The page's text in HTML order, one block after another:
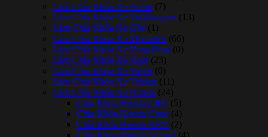
Làm Chìa Khóa Xe Acura (7)
Làm Chìa Khóa Xe Volkswagen (13)
Làm Chìa Khóa Xe GM (1)
Làm Chìa Khóa Xe Mercedes (66)
Làm Chìa Khóa Xe DongFeng (0)
Làm Chìa Khóa Xe Audi (23)
Làm Chìa Khóa Xe Volvo (0)
Làm Chìa Khóa Xe Vinfast (11)
Làm Chìa Khóa Xe Honda (24)
Chìa Khóa Honda CRV (5)
Chìa Khóa Honda Civic (4)
Chìa Khóa Honda HRV (2)
Chìa Khóa Honda Accord (4)